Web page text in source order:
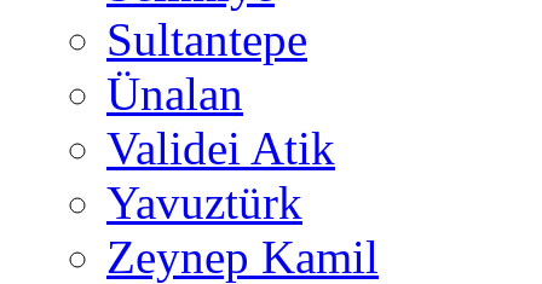
Sultantepe
Ünalan
Validei Atik
Yavuztürk
Zeynep Kamil